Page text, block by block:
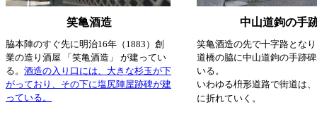
笑亀酒造 中山道鉤の手
脇本陣のすぐ先に明治16年（1883）創
業の造り酒屋 「笑亀酒造」 が建ってい
る。 酒造の入り口には、大きな杉玉が下
がっており、その下に塩尻陣屋跡碑が建
っている。
笑亀酒造の先で十字路とな
道橋の脇に中山道鉤の手跡
いる。
いわゆる枡形道路で街道は
に折れていく。